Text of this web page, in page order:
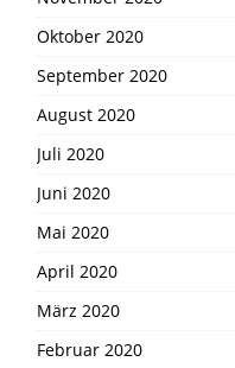
Oktober 2020
September 2020
August 2020
Juli 2020
Juni 2020
Mai 2020
April 2020
März 2020
Februar 2020